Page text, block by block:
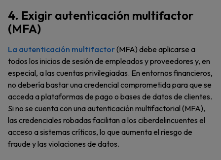
4. Exigir autenticación multifactor
(MFA)
La autenticación multifactor(MFA) debe aplicarse a
todos los inicios de sesión de empleados y proveedores y, en
especial, a las cuentas privilegiadas. En entornos financieros,
no debería bastar una credencial comprometida para que se
acceda a plataformas de pago o bases de datos de clientes.
Si no se cuenta con una autenticación multifactorial (MFA),
las credenciales robadas facilitan a los ciberdelincuentes el
acceso a sistemas críticos, lo que aumenta el riesgo de
fraude y las violaciones de datos.